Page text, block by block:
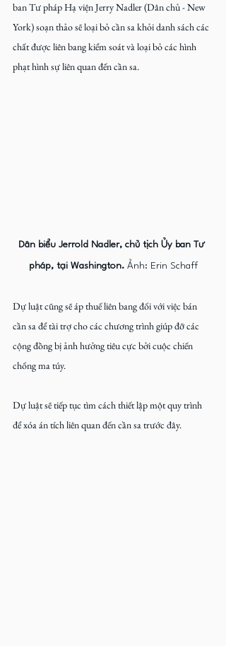
ban Tư pháp Hạ viện Jerry Nadler (Dân chủ - New
York) soạn thảo sẽ loại bỏ cần sa khỏi danh sách các
chất được liên bang kiểm soát và loại bỏ các hình
phạt hình sự liên quan đến cần sa.
Dân biểu Jerrold Nadler, chủ tịch Ủy ban Tư
pháp, tại Washington. Ảnh: Erin Schaff
Dự luật cũng sẽ áp thuế liên bang đối với việc bán
cần sa để tài trợ cho các chương trình giúp đỡ các
cộng đồng bị ảnh hưởng tiêu cực bởi cuộc chiến
chống ma túy.
Dự luật sẽ tiếp tục tìm cách thiết lập một quy trình
để xóa án tích liên quan đến cần sa trước đây.